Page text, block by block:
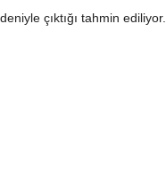
çıktığı tahmin ediliyor.